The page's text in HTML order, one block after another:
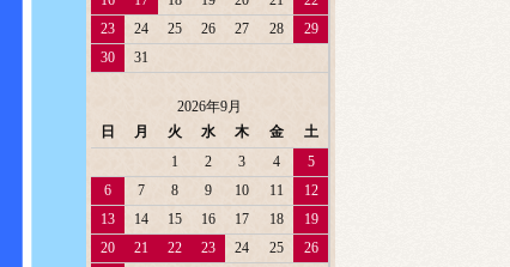
23
24 25 26 27 28
29
30
31
2026年9月
日
月 火 水 木 金
土
1
2 3 4
5
6
7 8 9 10 11
12
13
14 15 16 17 18
19
20
21 22 23 24 25
26